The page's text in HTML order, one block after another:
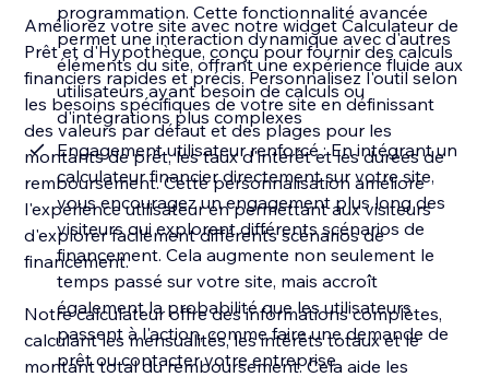
programmation. Cette fonctionnalité avancée
permet une interaction dynamique avec d'autres
éléments du site, offrant une expérience fluide aux
utilisateurs ayant besoin de calculs ou
d'intégrations plus complexes
Engagement utilisateur renforcé : En intégrant un
calculateur financier directement sur votre site,
vous encouragez un engagement plus long des
visiteurs qui explorent différents scénarios de
financement. Cela augmente non seulement le
temps passé sur votre site, mais accroît
également la probabilité que les utilisateurs
passent à l'action, comme faire une demande de
prêt ou contacter votre entreprise
Améliorez votre site avec notre widget Calculateur de
Prêt et d'Hypothèque, conçu pour fournir des calculs
financiers rapides et précis. Personnalisez l'outil selon
les besoins spécifiques de votre site en définissant
des valeurs par défaut et des plages pour les
montants de prêt, les taux d'intérêt et les durées de
remboursement. Cette personnalisation améliore
l'expérience utilisateur en permettant aux visiteurs
d'explorer facilement différents scénarios de
financement.
Notre calculateur offre des informations complètes,
calculant les mensualités, les intérêts totaux et le
montant total du remboursement. Cela aide les